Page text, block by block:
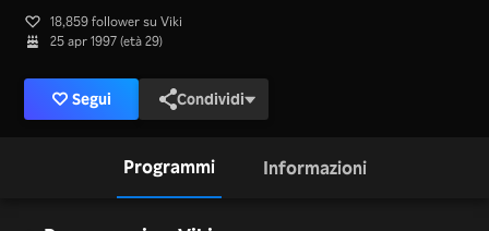
18,859 follower su Viki
25 apr 1997 (età 29)
Segui Condividi
Programmi Informazioni